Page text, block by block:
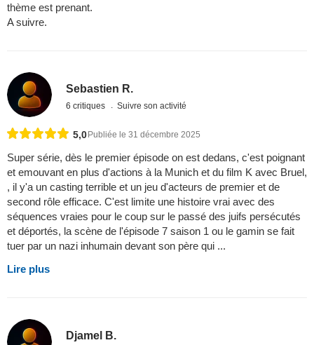
thème est prenant.
A suivre.
Sebastien R.
6 critiques Suivre son activité
5,0 Publiée le 31 décembre 2025
Super série, dès le premier épisode on est dedans, c'est poignant
et emouvant en plus d'actions à la Munich et du film K avec Bruel,
, il y'a un casting terrible et un jeu d'acteurs de premier et de
second rôle efficace. C'est limite une histoire vrai avec des
séquences vraies pour le coup sur le passé des juifs persécutés
et déportés, la scène de l'épisode 7 saison 1 ou le gamin se fait
tuer par un nazi inhumain devant son père qui ...
Lire plus
Djamel B.